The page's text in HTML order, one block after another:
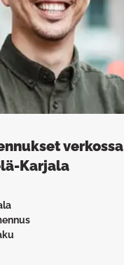
verkossa
Karjala